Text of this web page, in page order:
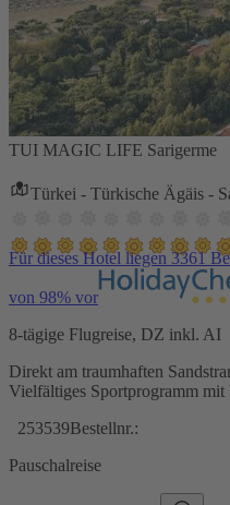
TUI MAGIC LIFE Sarigerme
Türkei - Türkische Ägäis -
Für dieses Hotel liegen 3361
von 98% vor
8-tägige Flugreise, DZ inkl. AI
Direkt am traumhaften
Vielfältiges Sportprogramm mit
253539Bestellnr.:
Pauschalreise